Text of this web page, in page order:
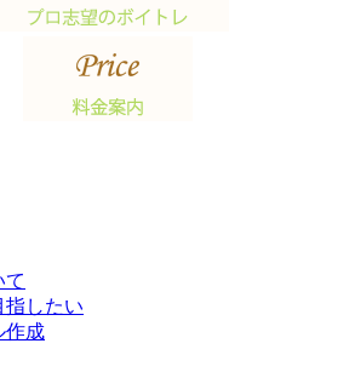
て
指したい
作成